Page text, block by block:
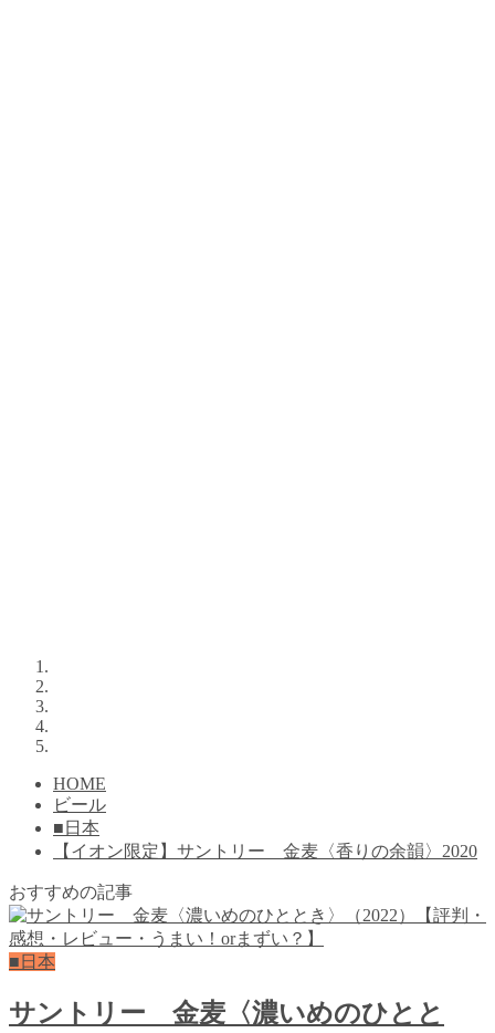
HOME
ビール
■日本
【イオン限定】サントリー 金麦〈香りの余韻〉2020
おすすめの記事
■日本
サントリー 金麦〈濃いめのひとと